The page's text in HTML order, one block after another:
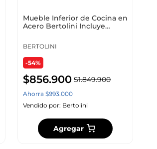
Mueble Inferior de Cocina en
Acero Bertolini Incluye
BERTOLINI
-54%
$856.900 $1.849.900
Ahorra$993.000
Vendido por: Bertolini
Agregar